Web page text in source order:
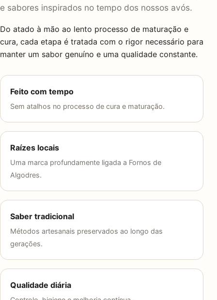
e sabores inspirados no tempo dos nossos avós.
Do atado à mão ao lento processo de maturação e
cura, cada etapa é tratada com o rigor necessário para
manter um sabor genuíno e uma qualidade constante.
Feito com tempo
Sem atalhos no processo de cura e maturação.
Raízes locais
Uma marca profundamente ligada a Fornos de
Algodres.
Saber tradicional
Métodos artesanais preservados ao longo das
gerações.
Qualidade diária